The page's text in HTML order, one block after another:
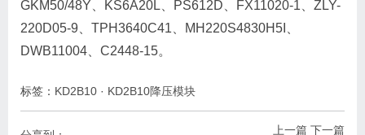
GKM50/48Y、KS6A20L、PS612D、FX11020-1、ZLY-
220D05-9、TPH3640C41、MH220S4830H5I、
DWB11004、C2448-15。
标签： KD2B10 · KD2B10降压模块
上一篇 下一篇